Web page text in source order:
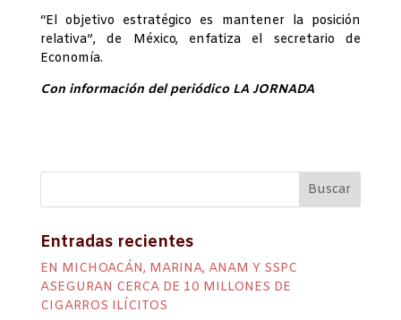
“El objetivo estratégico es mantener la posición
relativa”, de México, enfatiza el secretario de
Economía.
Con información del periódico LA JORNADA
Entradas recientes
EN MICHOACÁN, MARINA, ANAM Y SSPC
ASEGURAN CERCA DE 10 MILLONES DE
CIGARROS ILÍCITOS